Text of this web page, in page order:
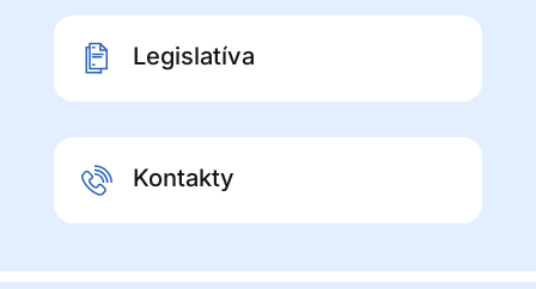
Legislatíva
Kontakty